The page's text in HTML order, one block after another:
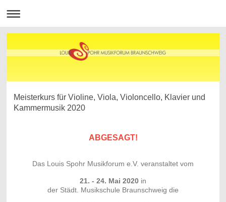
Meisterkurs für Violine, Viola, Violoncello, Klavier und
Kammermusik 2020
ABGESAGT!
Das Louis Spohr Musikforum e.V. veranstaltet vom
21. - 24. Mai 2020 in
der Städt. Musikschule Braunschweig die